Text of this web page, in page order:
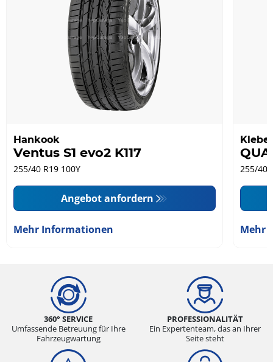
Hankook
Ventus S1 evo2 K117
255/40 R19 100Y
Angebot anfordern
Mehr Informationen
Kleber
255/40
Mehr
360° SERVICE
Umfassende Betreuung für Ihre
Fahrzeugwartung
PROFESSIONALITÄT
Ein Expertenteam, das an Ihrer
Seite steht